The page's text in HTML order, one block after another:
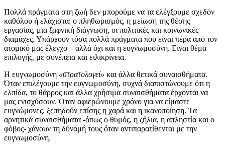
Πολλά πράγματα στη ζωή δεν μπορούμε να τα ελέγξουμε σχεδόν
καθόλου ή ελάχιστα: ο πληθωρισμός, η μείωση της θέσης
εργασίας, μια ξαφνική διάγνωση, οι πολιτικές και κοινωνικές
διαμάχες. Υπάρχουν τόσα πολλά πράγματα που είναι πέρα από τον
ατομικό μας έλεγχο – αλλά όχι και η ευγνωμοσύνη. Είναι θέμα
επιλογής, με συνέπεια και ειλικρίνεια.
Η ευγνωμοσύνη «στρατολογεί» και άλλα θετικά συναισθήματα.
Όταν επιλέγουμε την ευγνωμοσύνη, συχνά διαπιστώνουμε ότι η
ελπίδα, το θάρρος και άλλα χρήσιμα συναισθήματα έρχονται να
μας ενισχύσουν. Όταν αφιερώνουμε χρόνο για να είμαστε
ευγνώμονες, ξεπηδούν επίσης η χαρά και η ικανοποίηση. Τα
αρνητικά συναισθήματα -όπως ο θυμός, η ζήλια, η απληστία και ο
φόβος- χάνουν τη δύναμή τους όταν αντιπαρατίθενται με την
ευγνωμοσύνη.